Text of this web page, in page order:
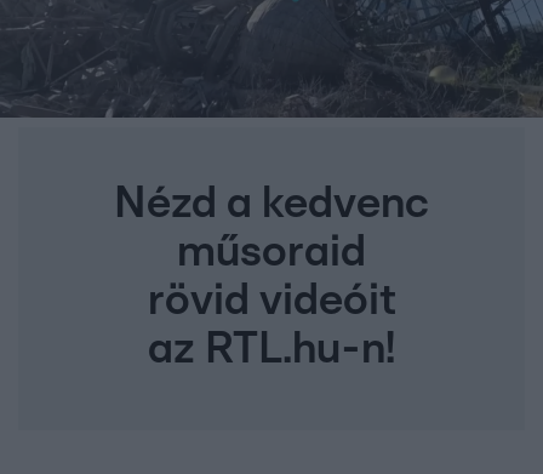
Nézd a kedvenc
műsoraid
rövid videóit
az RTL.hu-n!